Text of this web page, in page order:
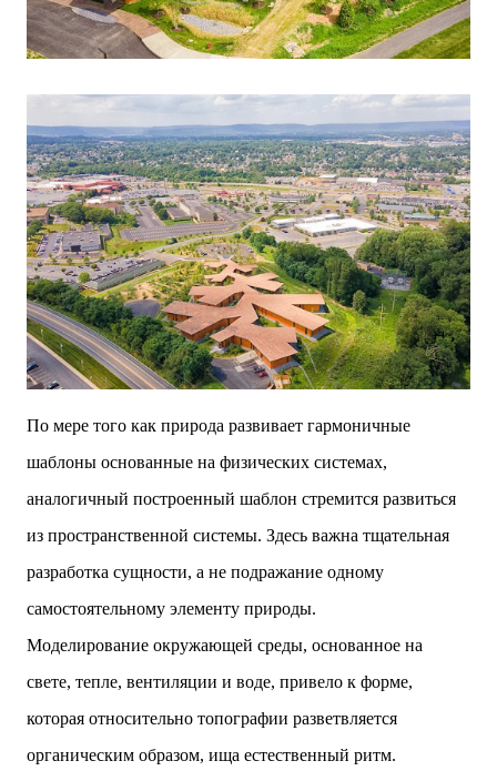
По мере того как природа развивает гармоничные
шаблоны основанные на физических системах,
аналогичный построенный шаблон стремится развиться
из пространственной системы. Здесь важна тщательная
разработка сущности, а не подражание одному
самостоятельному элементу природы.
Моделирование окружающей среды, основанное на
свете, тепле, вентиляции и воде, привело к форме,
которая относительно топографии разветвляется
органическим образом, ища естественный ритм.